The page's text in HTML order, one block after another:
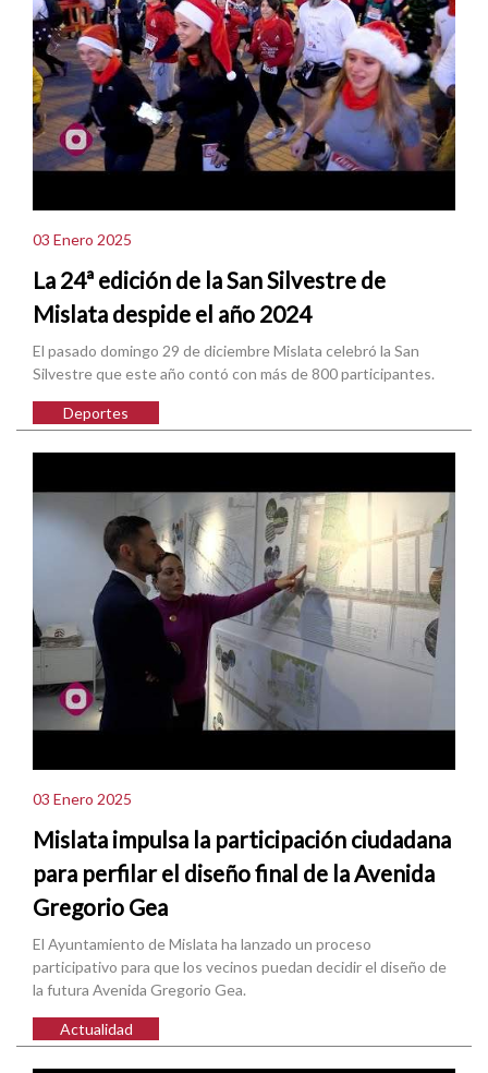
03 Enero 2025
La 24ª edición de la San Silvestre de
Mislata despide el año 2024
El pasado domingo 29 de diciembre Mislata celebró la San
Silvestre que este año contó con más de 800 participantes.
Deportes
03 Enero 2025
Mislata impulsa la participación ciudadana
para perfilar el diseño final de la Avenida
Gregorio Gea
El Ayuntamiento de Mislata ha lanzado un proceso
participativo para que los vecinos puedan decidir el diseño de
la futura Avenida Gregorio Gea.
Actualidad